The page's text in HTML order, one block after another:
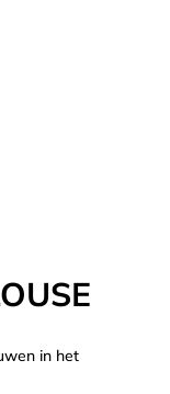
in het